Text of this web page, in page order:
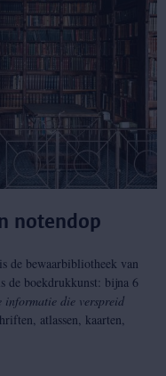
notendop
de bewaarbibliotheek van
de boekdrukkunst: bijna 6
informatie die verspreid
atlassen, kaarten,